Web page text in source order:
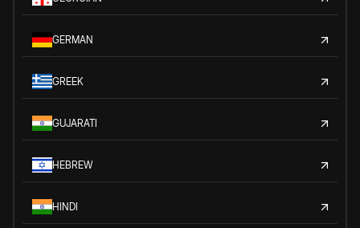
GERMAN
GREEK
GUJARATI
HEBREW
HINDI